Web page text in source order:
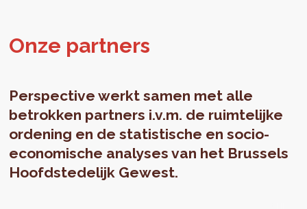
Onze part­ners
Perspective werkt samen met alle
betrokken partners i.v.m. de ruimtelijke
ordening en de statistische en socio-
economische analyses van het Brussels
Hoofdstedelijk Gewest.